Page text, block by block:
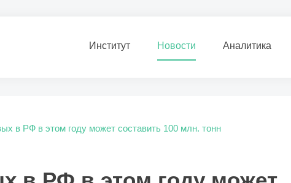
Институт Новости Аналитика
в РФ в этом году может составить 100 млн. тонн